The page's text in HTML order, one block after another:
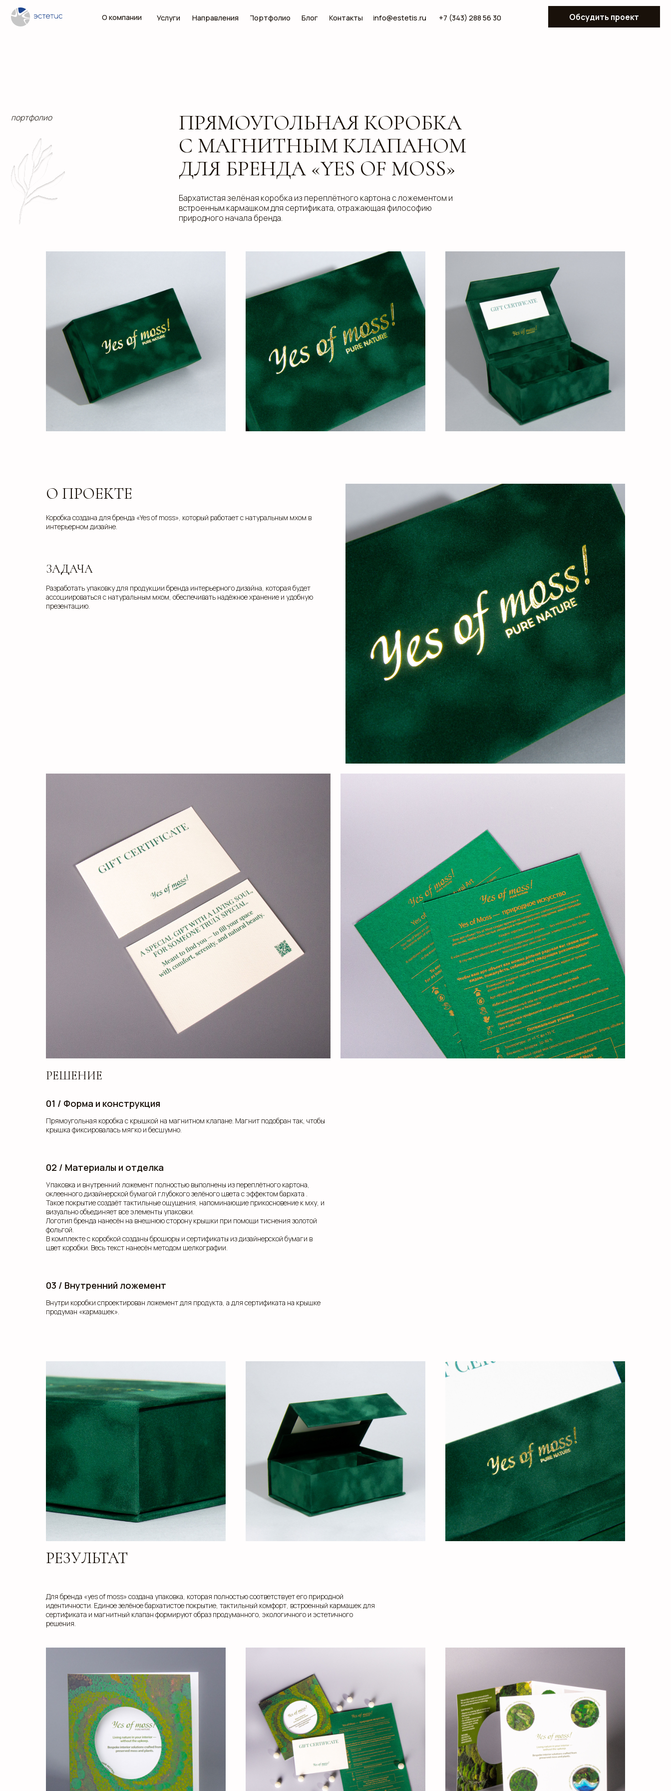
info@estetis.ru +7 (343) 288 56 30
Контакты
Блог
Портфолио
Направления
Услуги
О компании Обсудить проект
ПРЯМОУГОЛЬНАЯ КОРОБКА
С МАГНИТНЫМ КЛАПАНОМ
ДЛЯ БРЕНДА «YES OF MOSS»
Бархатистая зелёная коробка из переплётного картона с ложементом и
природного начала бренда.
О ПРОЕКТЕ
Коробка создана для бренда «Yes of moss», который работает с натуральным мхом в
интерьерном дизайне.
ЗАДАЧА
Разработать упаковку для продукции бренда интерьерного дизайна, которая будет
ассоциироваться с натуральным мхом, обеспечивать надёжное хранение и удобную
презентацию.
РЕШЕНИЕ
01 / Форма и конструкция
Прямоугольная коробка с крышкой на магнитном клапане. Магнит подобран так, чтобы
крышка фиксировалась мягко и бесшумно.
02 / Материалы и отделка
Упаковка и внутренний ложемент полностью выполнены из переплётного картона,
оклеенного дизайнерской бумагой глубокого зелёного цвета с эффектом бархата .
Такое покрытие создаёт тактильные ощущения, напоминающие прикосновение к мху, и
визуально объединяет все элементы упаковки.
Логотип бренда нанесён на внешнюю сторону крышки при помощи тиснения золотой
фольгой.
В комплекте с коробкой созданы брошюры и сертификаты из дизайнерской бумаги в
цвет коробки. Весь текст нанесён методом шелкографии.
03 / Внутренний ложемент
Внутри коробки спроектирован ложемент для продукта, а для сертификата на крышке
продуман «кармашек».
РЕЗУЛЬТАТ
Для бренда «yes of moss» создана упаковка, которая полностью соответствует его природной
идентичности. Единое зелёное бархатистое покрытие, тактильный комфорт, встроенный кармашек для
сертификата и магнитный клапан формируют образ продуманного, экологичного и эстетичного
решения.